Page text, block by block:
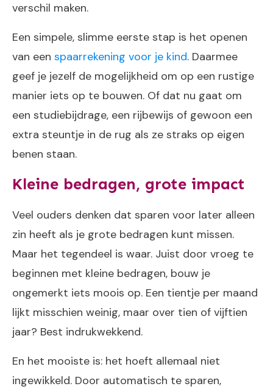
verschil maken.
Een simpele, slimme eerste stap is het openen
van een spaarrekening voor je kind. Daarmee
geef je jezelf de mogelijkheid om op een rustige
manier iets op te bouwen. Of dat nu gaat om
een studiebijdrage, een rijbewijs of gewoon een
extra steuntje in de rug als ze straks op eigen
benen staan.
Kleine bedragen, grote impact
Veel ouders denken dat sparen voor later alleen
zin heeft als je grote bedragen kunt missen.
Maar het tegendeel is waar. Juist door vroeg te
beginnen met kleine bedragen, bouw je
ongemerkt iets moois op. Een tientje per maand
lijkt misschien weinig, maar over tien of vijftien
jaar? Best indrukwekkend.
En het mooiste is: het hoeft allemaal niet
ingewikkeld. Door automatisch te sparen,